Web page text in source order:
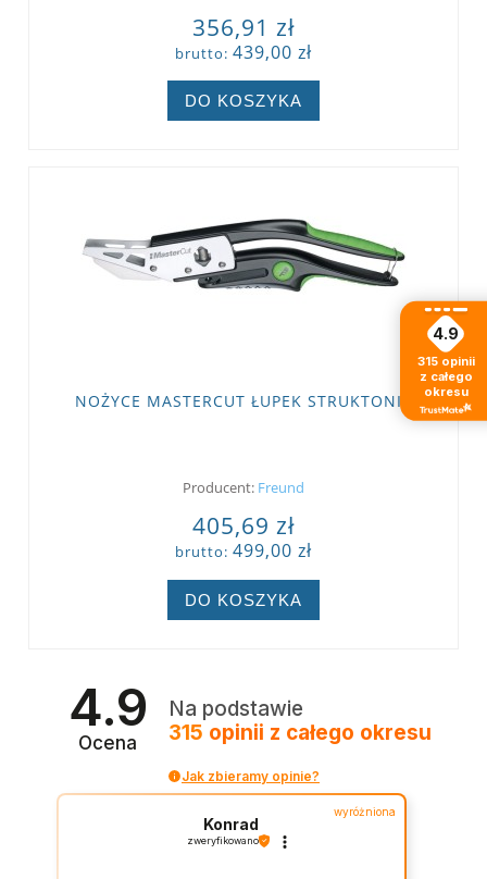
356,91 zł
brutto: 439,00 zł
DO KOSZYKA
NOŻYCE MASTERCUT ŁUPEK STRUKTONIT
Producent: Freund
405,69 zł
brutto: 499,00 zł
DO KOSZYKA
4.9
Ocena
Na podstawie
315 opinii z całego okresu
Jak zbieramy opinie?
wyróżniona
Konrad
zweryfikowano
4.9
315 opinii
z całego
okresu